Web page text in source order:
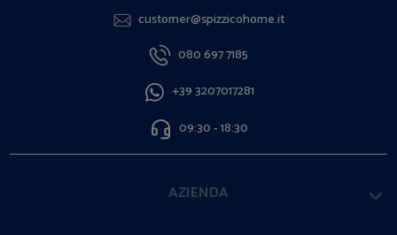
customer@spizzicohome.it
080 697 7185
+39 3207017281
09:30 - 18:30
AZIENDA